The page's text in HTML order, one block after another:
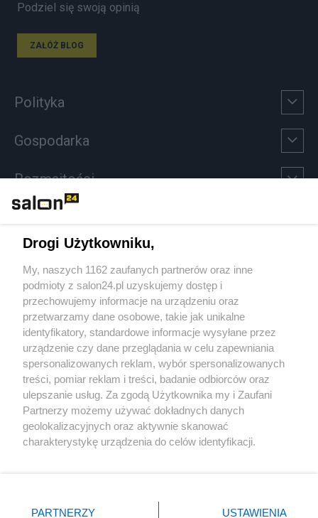
Podziel się swoją opinią
ZAŁÓŻ BLOG
Polityka
Gospodarka
Rozmaitości
Sport
Społeczeństwo
Kultura
X Facebook Instagram Youtube
Drogi Użytkowniku,
My, naszych 1162 zaufanych partnerów oraz inne
podmioty z salon24.pl uzyskujemy dostęp i
przechowujemy informacje na urządzeniu oraz
przetwarzamy dane osobowe, takie jak unikalne
identyfikatory, standardowe informacje wysyłane przez
urządzenie czy dane przeglądania w celu zapewniania
spersonalizowanych reklam, wybór spersonalizowanych
treści, pomiar reklam i treści, badanie odbiorców oraz
ulepszanie usług. Za zgodą Użytkownika my i Zaufani
Partnerzy możemy używać dokładnych danych
geolokalizacyjnych oraz aktywnie skanować
charakterystykę urządzenia do celów identyfikacji.
zmienić/wycofać klikając przycisk ustawień prywatności
PARTNERZY USTAWIENIA